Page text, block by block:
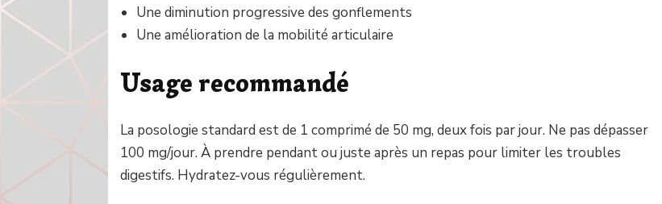
Une diminution progressive des gonflements
Une amélioration de la mobilité articulaire
Usage recommandé
La posologie standard est de 1 comprimé de 50 mg, deux fois par jour. Ne pas dépasser
100 mg/jour. À prendre pendant ou juste après un repas pour limiter les troubles
digestifs. Hydratez-vous régulièrement.